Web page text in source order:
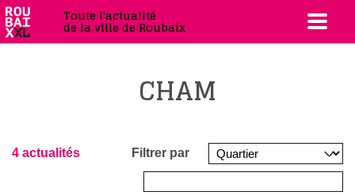
Toute l'actualité
de la ville de Roubaix
CHAM
4 actualités Filtrer par